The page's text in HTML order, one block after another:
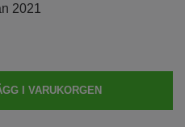
2021
I VARUKORGEN